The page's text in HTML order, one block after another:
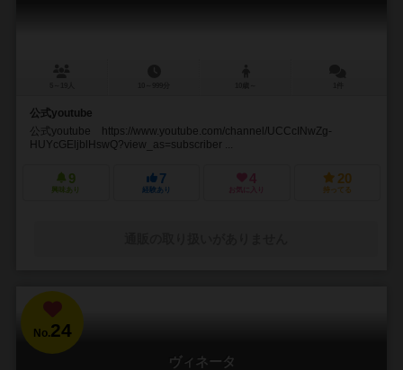
公式youtube
公式youtube https://www.youtube.com/channel/UCCcINwZg-
HUYcGEljblHswQ?view_as=subscriber ...
9
興味あり
7
経験あり
4
お気に入り
20
持ってる
No.24
ヴィネータ